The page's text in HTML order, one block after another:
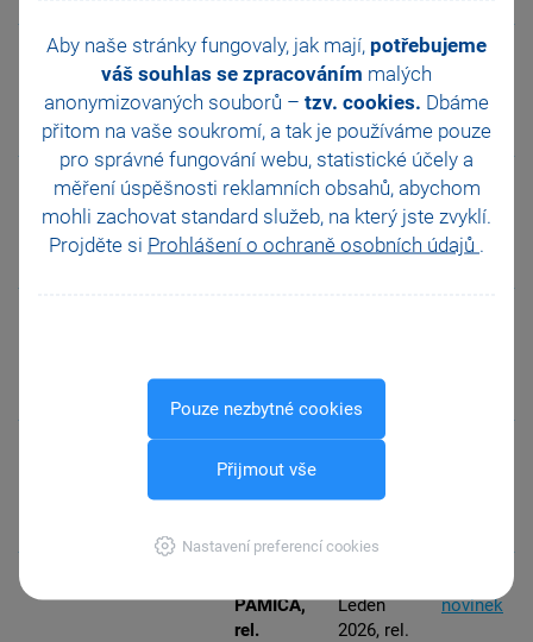
Aby naše stránky fungovaly, jak mají, potřebujeme
váš souhlas se zpracováním malých
anonymizovaných souborů – tzv. cookies. Dbáme
přitom na vaše soukromí, a tak je používáme pouze
pro správné fungování webu, statistické účely a
měření úspěšnosti reklamních obsahů, abychom
mohli zachovat standard služeb, na který jste zvyklí.
Projděte si Prohlášení o ochraně osobních údajů .
Pouze nezbytné cookies
Přijmout vše
Nastavení preferencí cookies
14. 5. 2026
update
POHODA,
rel.
14211
POHODA
Leden
2026, rel.
14210
popis
13. 5. 2026
update
PAMICA,
rel.
14213
PAMICA
Leden
2026, rel.
14212
popis
novinek
14209
PAMICA,
rel.
PAMICA
2026, rel.
PAMICA,
rel.
Leden
2026, rel.
novinek